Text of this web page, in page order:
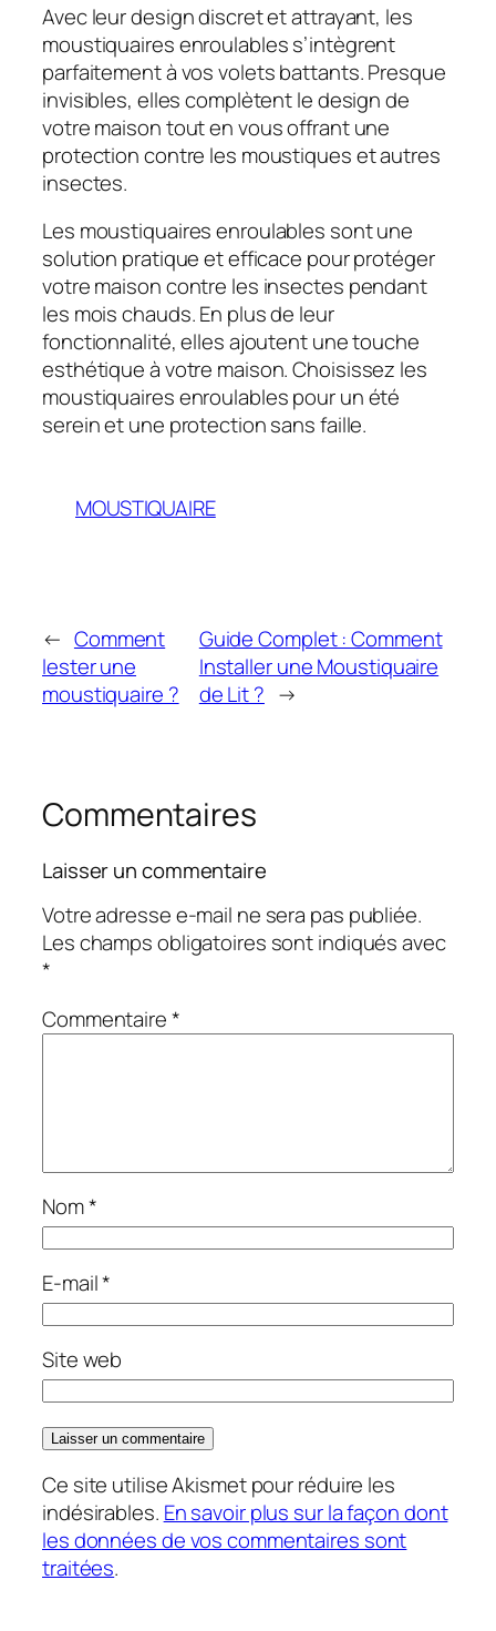
Avec leur design discret et attrayant, les
moustiquaires enroulables s’intègrent
parfaitement à vos volets battants. Presque
invisibles, elles complètent le design de
votre maison tout en vous offrant une
protection contre les moustiques et autres
insectes.
Les moustiquaires enroulables sont une
solution pratique et efficace pour protéger
votre maison contre les insectes pendant
les mois chauds. En plus de leur
fonctionnalité, elles ajoutent une touche
esthétique à votre maison. Choisissez les
moustiquaires enroulables pour un été
serein et une protection sans faille.
MOUSTIQUAIRE
← Comment
lester une
moustiquaire ?
Guide Complet : Comment
Installer une Moustiquaire
de Lit ? →
Commentaires
Laisser un commentaire
Votre adresse e-mail ne sera pas publiée.
Les champs obligatoires sont indiqués avec
*
Commentaire*
Nom*
E-mail*
Site web
Ce site utilise Akismet pour réduire les
indésirables. En savoir plus sur la façon dont
les données de vos commentaires sont
traitées.